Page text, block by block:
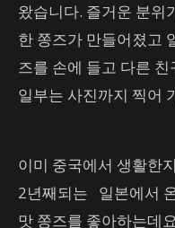
왔습니다. 즐거운 분위
한 쫑즈가 만들어졌고
즈를 손에 들고 다른
일부는 사진까지 찍어
이미 중국에서 생활한
2년째되는 일본에서
맛 쫑즈를 좋아하는데